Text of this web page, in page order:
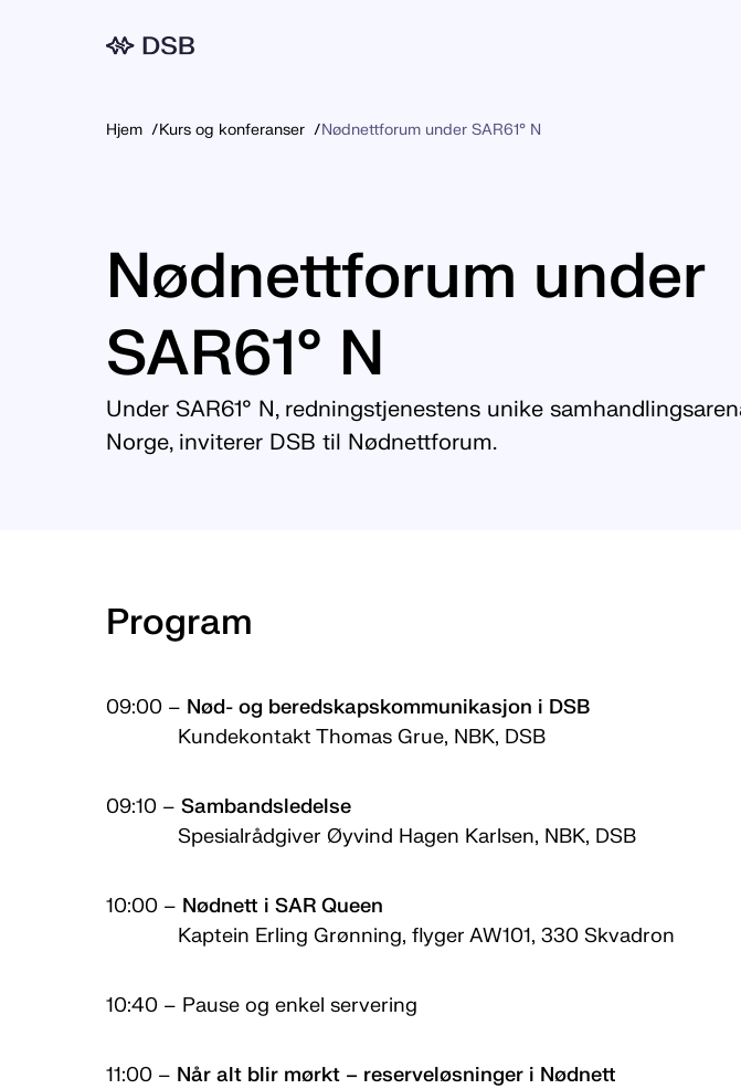
Hjem Kurs og konferanser Nødnettforum under SAR61° N
Nødnettforum under
SAR61° N
Under SAR61° N, redningstjenestens unike
Norge, inviterer DSB til Nødnettforum.
Program
09:00 – Nød- og beredskapskommunikasjon i DSB
Kundekontakt Thomas Grue, NBK, DSB
09:10 – Sambandsledelse
Spesialrådgiver Øyvind Hagen Karlsen, NBK, DSB
10:00 – Nødnett i SAR Queen
Kaptein Erling Grønning, flyger AW101, 330 Skvadron
10:40 – Pause og enkel servering
11:00 – Når alt blir mørkt – reserveløsninger i Nødnett